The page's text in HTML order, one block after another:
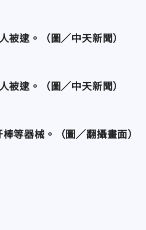
被逮。（ 圖／中天新聞）
被逮。（ 圖／中天新聞）
等器械。（圖／翻攝畫面）